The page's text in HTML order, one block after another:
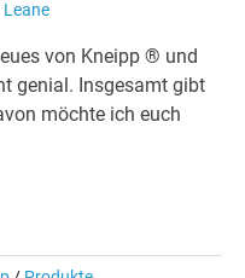
Leane
von Kneipp ® und
genial. Insgesamt gibt
möchte ich euch